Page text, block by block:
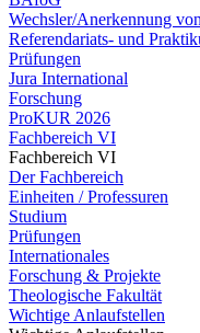
Wechsler/Anerkennung
Referendariats- und
Prüfungen
Jura International
Forschung
ProKUR 2026
Fachbereich VI
Fachbereich VI
Der Fachbereich
Einheiten / Professuren
Studium
Prüfungen
Internationales
Forschung & Projekte
Theologische Fakultät
Wichtige Anlaufstellen